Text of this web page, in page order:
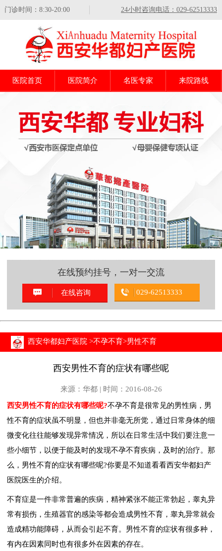
门诊时间：8:30-20:00 24小时咨询电话：029-62513333
医院首页 医院简介 名医专家 来院路线
在线预约挂号，一对一交流
在线咨询 029-62513333
西安华都妇产医院 >不孕不育>男性不育
西安男性不育的症状有哪些呢
来源：华都 | 时间：2016-08-26
西安男性不育的症状有哪些呢?不孕不育是很常见的男性病，男
性不育的症状虽不明显，但也并非毫无所觉，通过日常身体的细
微变化往往能够发现异常情况，所以在日常生活中我们要注意一
些小细节，以便于能及时的发现不孕不育疾病，及时的治疗。那
么，男性不育的症状有哪些呢?你要是不知道看看西安华都妇产
医院医生的介绍。
不育症是一件非常普遍的疾病，精神紧张不能正常勃起，睾丸异
常有损伤，生殖器官的感染等都会造成男性不育，睾丸异常就会
造成精功能障碍，从而会引起不育。男性不育的症状有很多种，
有内在因素同时也有很多外在因素的存在。